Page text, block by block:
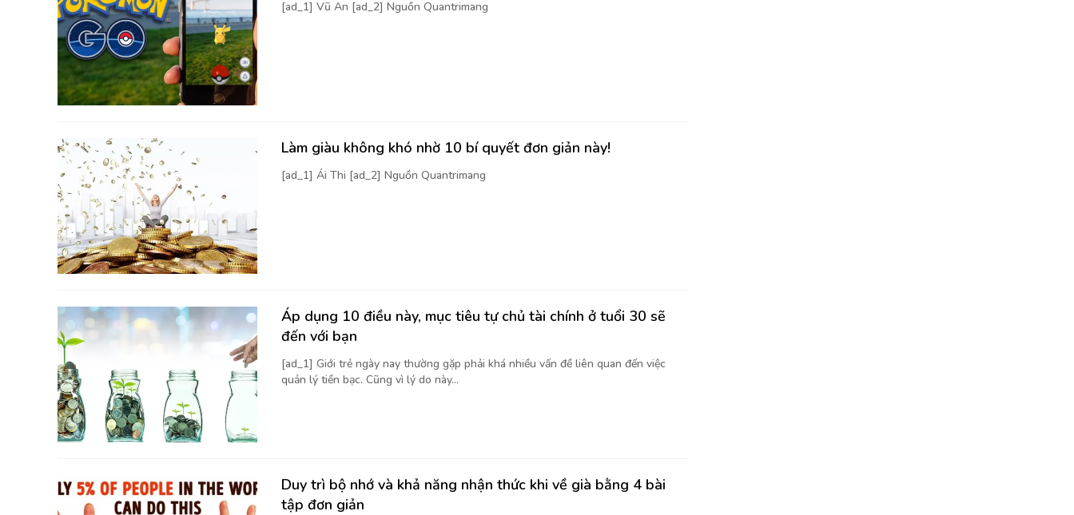
[ad_1] Vũ An [ad_2] Nguồn Quantrimang
Làm giàu không khó nhờ 10 bí quyết đơn giản này!
[ad_1] Ái Thi [ad_2] Nguồn Quantrimang
Áp dụng 10 điều này, mục tiêu tự chủ tài chính ở tuổi 30 sẽ
đến với bạn
[ad_1] Giới trẻ ngày nay thường gặp phải khá nhiều vấn đề liên quan đến việc
quản lý tiền bạc. Cũng vì lý do này...
Duy trì bộ nhớ và khả năng nhận thức khi về già bằng 4 bài
tập đơn giản